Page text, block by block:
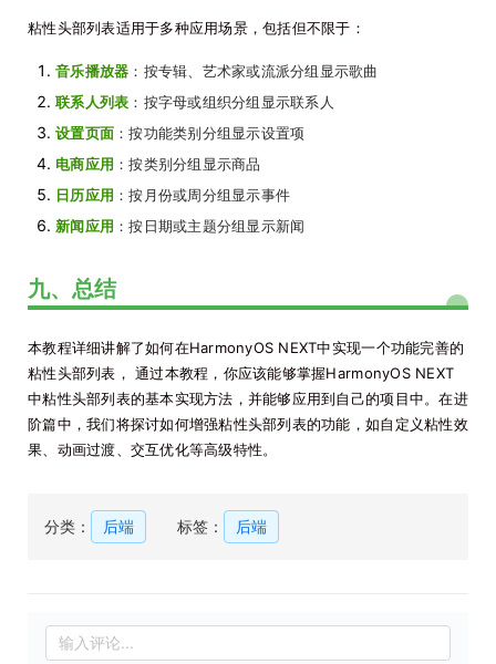
粘性头部列表适用于多种应用场景，包括但不限于：
音乐播放器 ：按专辑、艺术家或流派分组显示歌曲
联系人列表 ：按字母或组织分组显示联系人
设置页面 ：按功能类别分组显示设置项
电商应用 ：按类别分组显示商品
日历应用 ：按月份或周分组显示事件
新闻应用 ：按日期或主题分组显示新闻
九、总结
本教程详细讲解了如何在HarmonyOS NEXT中实现一个功能完善的
粘性头部列表， 通过本教程，你应该能够掌握HarmonyOS NEXT
中粘性头部列表的基本实现方法，并能够应用到自己的项目中。在进
阶篇中，我们将探讨如何增强粘性头部列表的功能，如自定义粘性效
果、动画过渡、交互优化等高级特性。
分类： 后端 标签： 后端